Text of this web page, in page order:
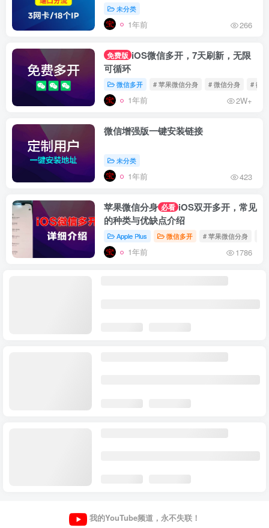
未分类
1年前 266
免费版 iOS微信多开，7天刷新，无限
可循环
微信多开 # 苹果微信分身 # 微信分身 # 微
1年前 2W+
微信增强版一键安装链接
未分类
1年前 423
苹果微信分身 必看 iOS双开多开，常见
的种类与优缺点介绍
Apple Plus 微信多开 # 苹果微信分身
1年前 1786
我的YouTube频道，永不失联！